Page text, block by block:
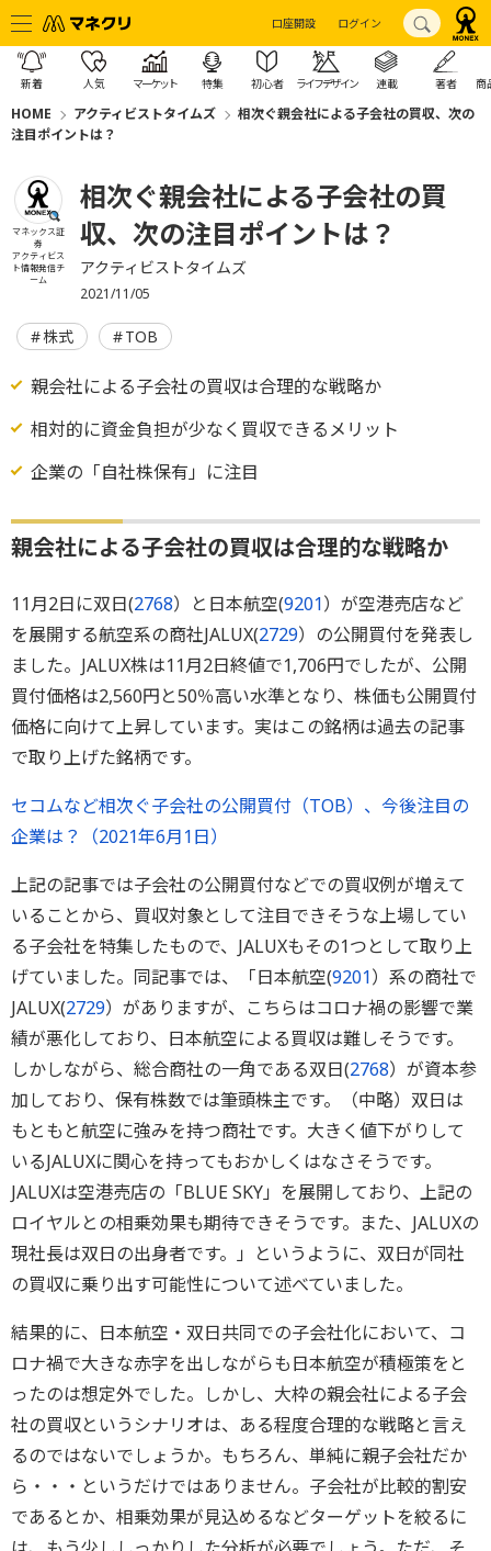
口座開設 ログイン
新着 人気 マーケット 特集 初心者 ライフデザイン 連載 著者 商
HOME アクティビストタイムズ
相次ぐ親会社による子会社の買収、次の
注目ポイントは？
マネックス証
券
アクティビス
ト情報発信チ
ーム
相次ぐ親会社による子会社の買
収、次の注目ポイントは？
アクティビストタイムズ
2021/11/05
株式 TOB
親会社による子会社の買収は合理的な戦略か
相対的に資金負担が少なく買収できるメリット
企業の「自社株保有」に注目
親会社による子会社の買収は合理的な戦略か
11月2日に双日(2768）と日本航空(9201）が空港売店など
を展開する航空系の商社JALUX(2729）の公開買付を発表し
ました。JALUX株は11月2日終値で1,706円でしたが、公開
買付価格は2,560円と50％高い水準となり、株価も公開買付
価格に向けて上昇しています。実はこの銘柄は過去の記事
で取り上げた銘柄です。
セコムなど相次ぐ子会社の公開買付（TOB）、今後注目の
企業は？（2021年6月1日）
上記の記事では子会社の公開買付などでの買収例が増えて
いることから、買収対象として注目できそうな上場してい
る子会社を特集したもので、JALUXもその1つとして取り上
げていました。同記事では、「日本航空(9201）系の商社で
JALUX(2729）がありますが、こちらはコロナ禍の影響で業
績が悪化しており、日本航空による買収は難しそうです。
しかしながら、総合商社の一角である双日(2768）が資本参
加しており、保有株数では筆頭株主です。（中略）双日は
もともと航空に強みを持つ商社です。大きく値下がりして
いるJALUXに関心を持ってもおかしくはなさそうです。
JALUXは空港売店の「BLUE SKY」を展開しており、上記の
ロイヤルとの相乗効果も期待できそうです。また、JALUXの
現社長は双日の出身者です。」というように、双日が同社
の買収に乗り出す可能性について述べていました。
結果的に、日本航空・双日共同での子会社化において、コ
ロナ禍で大きな赤字を出しながらも日本航空が積極策をと
ったのは想定外でした。しかし、大枠の親会社による子会
社の買収というシナリオは、ある程度合理的な戦略と言え
るのではないでしょうか。もちろん、単純に親子会社だか
ら・・・というだけではありません。子会社が比較的割安
であるとか、相乗効果が見込めるなどターゲットを絞るに